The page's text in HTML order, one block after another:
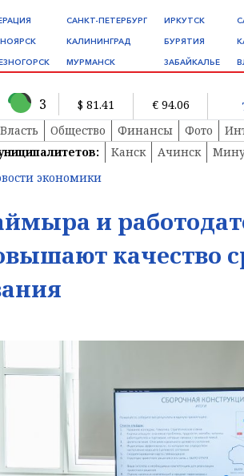
САНКТ-ПЕТЕРБУРГ
КАЛИНИНГРАД
МУРМАНСК
ИРКУТСК
БУРЯТИЯ
ЗАБАЙКАЛЬЕ
3 $ 81.41 € 94.06
Власть Общество Финансы Фото
Канск Ачинск
экономики
и
качество